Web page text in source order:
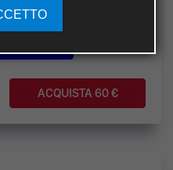
a DIGA
ACQUISTA 60 €